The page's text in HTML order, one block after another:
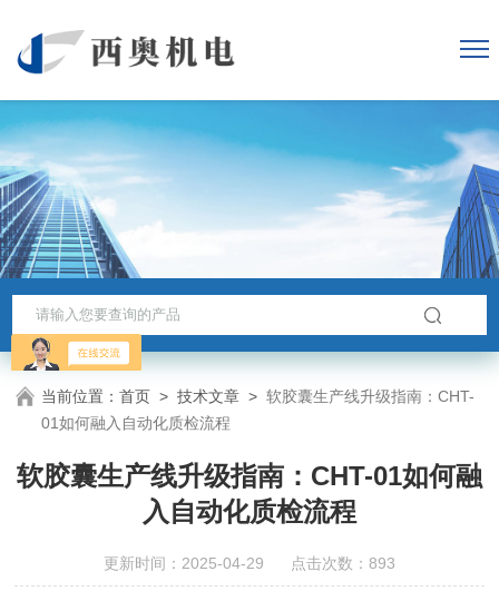
当前位置：首页 >技术文章 >软胶囊生产线升级指南：CHT-
01如何融入自动化质检流程
软胶囊生产线升级指南：CHT-01如何融
入自动化质检流程
更新时间：2025-04-29 点击次数：893